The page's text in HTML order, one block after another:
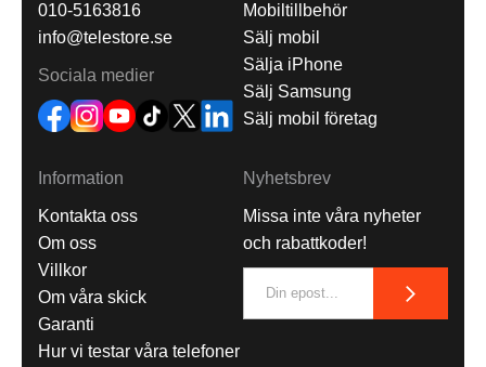
010-5163816
info@telestore.se
Sociala medier
Mobiltillbehör
Sälj mobil
Sälja iPhone
Sälj Samsung
Sälj mobil företag
Information
Kontakta oss
Om oss
Villkor
Om våra skick
Garanti
Hur vi testar våra telefoner
Nyhetsbrev
Missa inte våra nyheter
och rabattkoder!